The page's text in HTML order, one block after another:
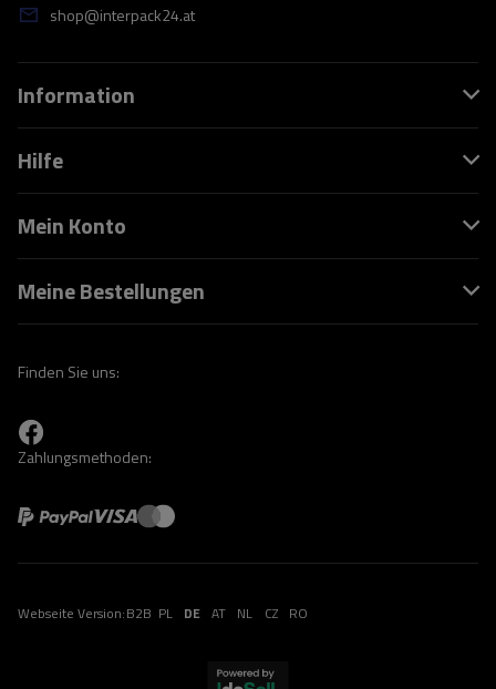
shop@interpack24.at
Information
Hilfe
Mein Konto
Meine Bestellungen
Finden Sie uns:
Zahlungsmethoden:
Webseite Version:B2B PL DE AT NL CZ RO